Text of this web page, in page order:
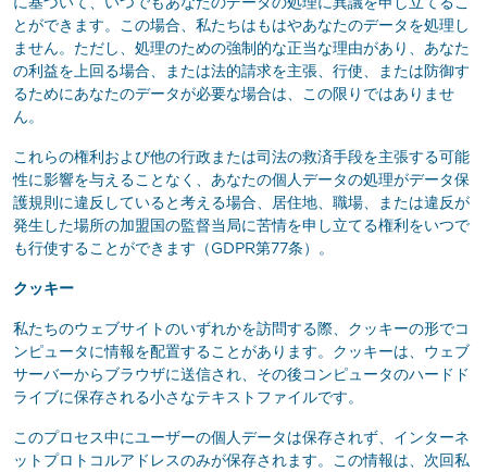
とができます。この場合、私たちはもはやあなたのデータを処理し
ません。ただし、処理のための強制的な正当な理由があり、あなた
の利益を上回る場合、または法的請求を主張、行使、または防御す
るためにあなたのデータが必要な場合は、この限りではありませ
ん。
これらの権利および他の行政または司法の救済手段を主張する可能
性に影響を与えることなく、あなたの個人データの処理がデータ保
護規則に違反していると考える場合、居住地、職場、または違反が
発生した場所の加盟国の監督当局に苦情を申し立てる権利をいつで
も行使することができます（GDPR第77条）。
クッキー
私たちのウェブサイトのいずれかを訪問する際、クッキーの形でコ
ンピュータに情報を配置することがあります。クッキーは、ウェブ
サーバーからブラウザに送信され、その後コンピュータのハードド
ライブに保存される小さなテキストファイルです。
このプロセス中にユーザーの個人データは保存されず、インターネ
ットプロトコルアドレスのみが保存されます。この情報は、次回私